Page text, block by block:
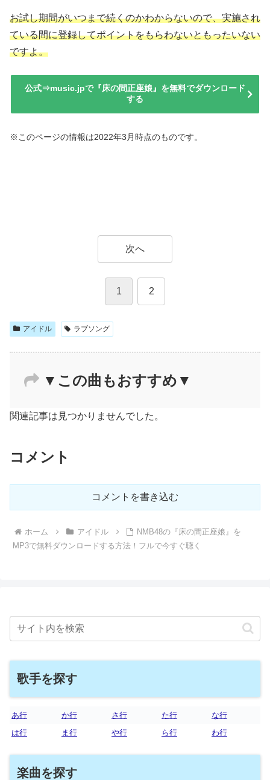
お試し期間がいつまで続くのかわからないので、実施され
ている間に登録してポイントをもらわないともったいない
ですよ。
公式⇒music.jpで『床の間正座娘』を無料でダウンロード
する
※このページの情報は2022年3月時点のものです。
次へ
1 2
アイドル ラブソング
▼この曲もおすすめ▼
関連記事は見つかりませんでした。
コメント
コメントを書き込む
ホーム アイドル
NMB48の『床の間正座娘』を
MP3で無料ダウンロードする方法！フルで今すぐ聴く
歌手を探す
あ行 か行 さ行 た行
な行
は行
ま行 や行 ら行 わ行
楽曲を探す